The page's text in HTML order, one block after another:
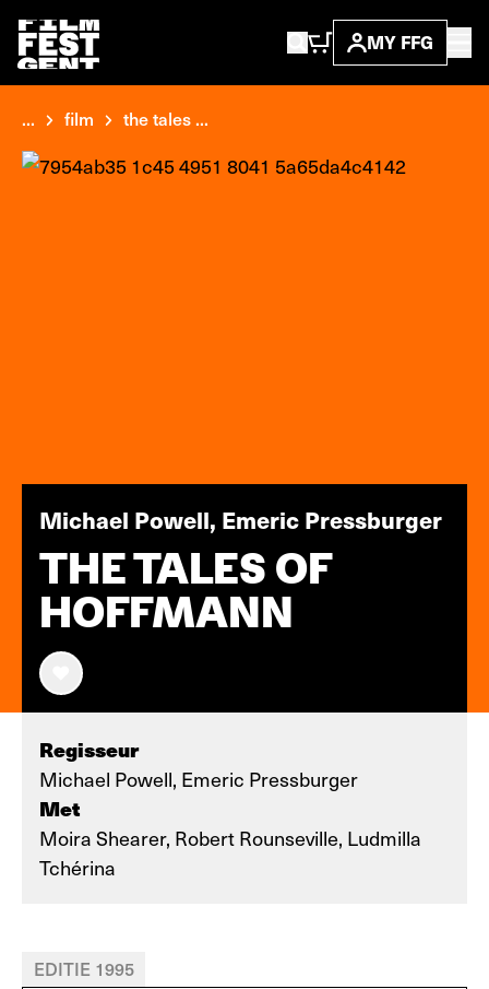
MY FFG
... film the tales ...
Michael Powell, Emeric Pressburger
THE TALES OF
HOFFMANN
Regisseur
Michael Powell, Emeric Pressburger
Met
Moira Shearer, Robert Rounseville, Ludmilla
Tchérina
EDITIE 1995